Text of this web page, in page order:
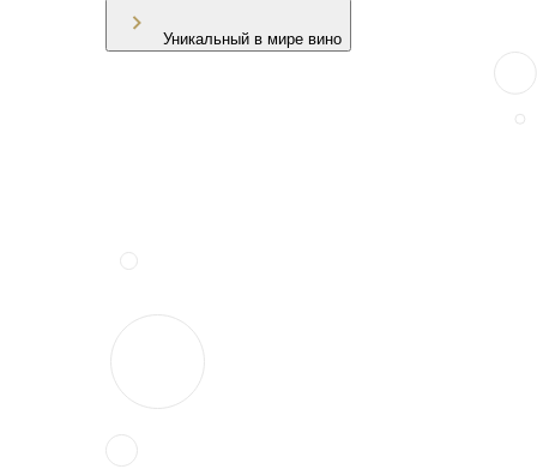
Уникальный в мире вино